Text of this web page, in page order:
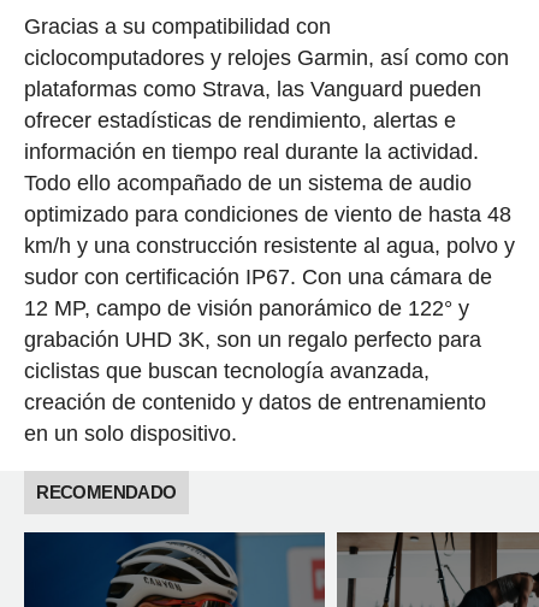
Gracias a su compatibilidad con
ciclocomputadores y relojes Garmin, así como con
plataformas como Strava, las Vanguard pueden
ofrecer estadísticas de rendimiento, alertas e
información en tiempo real durante la actividad.
Todo ello acompañado de un sistema de audio
optimizado para condiciones de viento de hasta 48
km/h y una construcción resistente al agua, polvo y
sudor con certificación IP67. Con una cámara de
12 MP, campo de visión panorámico de 122° y
grabación UHD 3K, son un regalo perfecto para
ciclistas que buscan tecnología avanzada,
creación de contenido y datos de entrenamiento
en un solo dispositivo.
RECOMENDADO